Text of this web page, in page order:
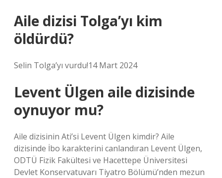
Aile dizisi Tolga’yı kim
öldürdü?
Selin Tolga’yı vurdu!14 Mart 2024
Levent Ülgen aile dizisinde
oynuyor mu?
Aile dizisinin Ati’si Levent Ülgen kimdir? Aile
dizisinde İbo karakterini canlandıran Levent Ülgen,
ODTÜ Fizik Fakültesi ve Hacettepe Üniversitesi
Devlet Konservatuvarı Tiyatro Bölümü’nden mezun